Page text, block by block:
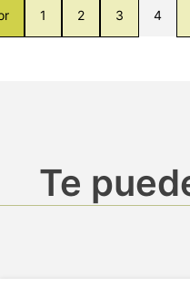
1 2 3 4
Te